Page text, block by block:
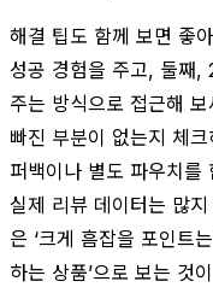
해결 팁도 함께 보면 좋
성공 경험을 주고, 둘째,
주는 방식으로 접근해
빠진 부분이 없는지 체
퍼백이나 별도 파우치를
실제 리뷰 데이터는 많
은 ‘크게 흠잡을 포인트
하는 상품’으로 보는 것